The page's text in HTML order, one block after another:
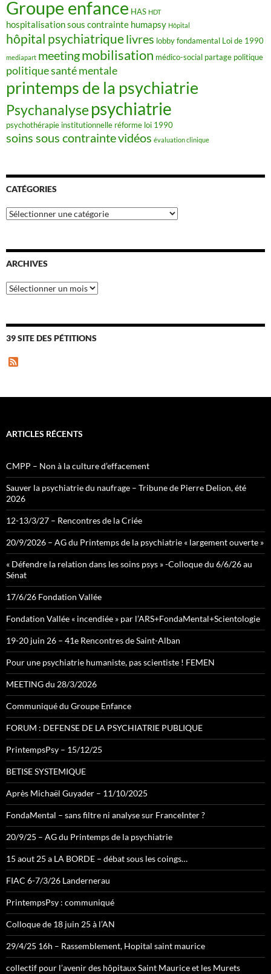
Groupe enfance HAS HDT
hospitalisation sous contrainte humapsy Hôpital
hôpital psychiatriquelivres lobby fondamental Loi de 1990
mediapart meetingmobilisation médico-social partage politique
politique santé mentale
printemps de la psychiatrie
Psychanalyse psychiatrie
psychothérapie institutionnelle réforme loi 1990
soins sous contraintevidéos évaluation clinique
CATÉGORIES
Catégories
ARCHIVES
Archives
39 SITE DES PÉTITIONS
ARTICLES RÉCENTS
CMPP – Non à la culture d’effacement
Sauver la psychiatrie du naufrage – Tribune de Pierre Delion, été
2026
12-13/3/27 – Rencontres de la Criée
20/9/2026 – AG du Printemps de la psychiatrie « largement ouverte »
« Défendre la relation dans les soins psys » -Colloque du 6/6/26 au
Sénat
17/6/26 Fondation Vallée
Fondation Vallée « incendiée » par l’ARS+FondaMental+Scientologie
19-20 juin 26 – 41e Rencontres de Saint-Alban
Pour une psychiatrie humaniste, pas scientiste ! FEMEN
MEETING du 28/3/2026
Communiqué du Groupe Enfance
FORUM : DEFENSE DE LA PSYCHIATRIE PUBLIQUE
PrintempsPsy – 15/12/25
BETISE SYSTEMIQUE
Après Michaël Guyader – 11/10/2025
FondaMental – sans filtre ni analyse sur FranceInter ?
20/9/25 – AG du Printemps de la psychiatrie
15 aout 25 a LA BORDE – débat sous les coings…
FIAC 6-7/3/26 Landernerau
PrintempsPsy : communiqué
Colloque de 18 juin 25 à l’AN
29/4/25 16h – Rassemblement, Hopital saint maurice
collectif pour l’avenir des hôpitaux Saint Maurice et les Murets